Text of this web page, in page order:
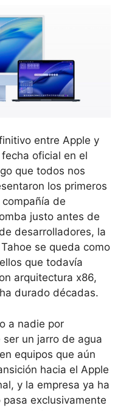
entre Apple y
oficial en el
que todos nos
los primeros
de
justo antes de
desarrolladores, la
se queda como
que todavía
arquitectura x86,
durado décadas.
a nadie por
un jarro de agua
equipos que aún
hacia el Apple
y la empresa ya ha
exclusivamente